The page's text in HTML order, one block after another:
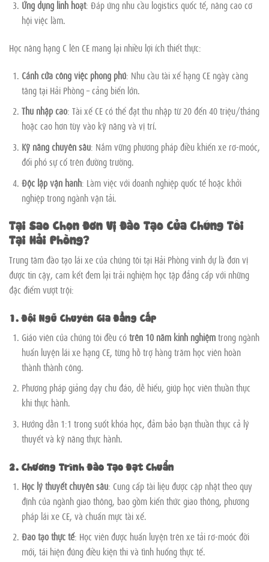
Ứng dụng linh hoạt: Đáp ứng nhu cầu logistics quốc tế, nâng cao cơ
hội việc làm.
Học nâng hạng C lên CE mang lại nhiều lợi ích thiết thực:
Cánh cửa công việc phong phú: Nhu cầu tài xế hạng CE ngày càng
tăng tại Hải Phòng – cảng biển lớn.
Thu nhập cao: Tài xế CE có thể đạt thu nhập từ 20 đến 40 triệu/tháng
hoặc cao hơn tùy vào kỹ năng và vị trí.
Kỹ năng chuyên sâu: Nắm vững phương pháp điều khiển xe rơ-moóc,
đối phó sự cố trên đường trường.
Độc lập vận hành: Làm việc với doanh nghiệp quốc tế hoặc khởi
nghiệp trong ngành vận tải.
Tại Sao Chọn Đơn Vị Đào Tạo Của Chúng Tôi
Tại Hải Phòng?
Trung tâm đào tạo lái xe của chúng tôi tại Hải Phòng vinh dự là đơn vị
được tin cậy, cam kết đem lại trải nghiệm học tập đẳng cấp với những
đặc điểm vượt trội:
1. Đội Ngũ Chuyên Gia Đẳng Cấp
Giáo viên của chúng tôi đều cótrên 10 năm kinh nghiệmtrong ngành
huấn luyện lái xe hạng CE, từng hỗ trợ hàng trăm học viên hoàn
thành thành công.
Phương pháp giảng dạy chu đáo, dễ hiểu, giúp học viên thuần thục
khi thực hành.
Hướng dẫn 1:1 trong suốt khóa học, đảm bảo bạn thuần thục cả lý
thuyết và kỹ năng thực hành.
2. Chương Trình Đào Tạo Đạt Chuẩn
Học lý thuyết chuyên sâu: Cung cấp tài liệu được cập nhật theo quy
định của ngành giao thông, bao gồm kiến thức giao thông, phương
pháp lái xe CE, và chuẩn mực tài xế.
Đào tạo thực tế: Học viên được huấn luyện trên xe tải rơ-moóc đời
mới, tái hiện đúng điều kiện thi và tình huống thực tế.